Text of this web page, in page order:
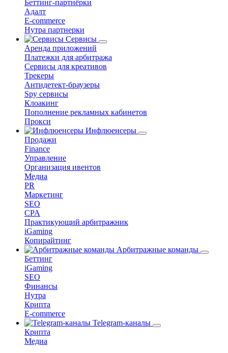
Беттинг-партнёрки
Адалт
E-commerce
Нутра партнерки
Сервисы
Аренда приложений
Платежки для арбитража
Сервисы для креативов
Трекеры
Антидетект-браузеры
Spy сервисы
Клоакинг
Пополнение рекламных кабинетов
Прокси
Инфлюенсеры
Продажи
Finance
Управление
Организация ивентов
Медиа
PR
Маркетинг
SEO
CPA
Практикующий арбитражник
iGaming
Копирайтинг
Арбитражные команды
Беттинг
iGaming
SEO
Финансы
Нутра
Крипта
E-commerce
Telegram-каналы
Крипта
Медиа